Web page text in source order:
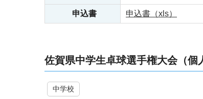
申込書 申込書（xls）
佐賀県中学生卓球選手権大会（個
中学校